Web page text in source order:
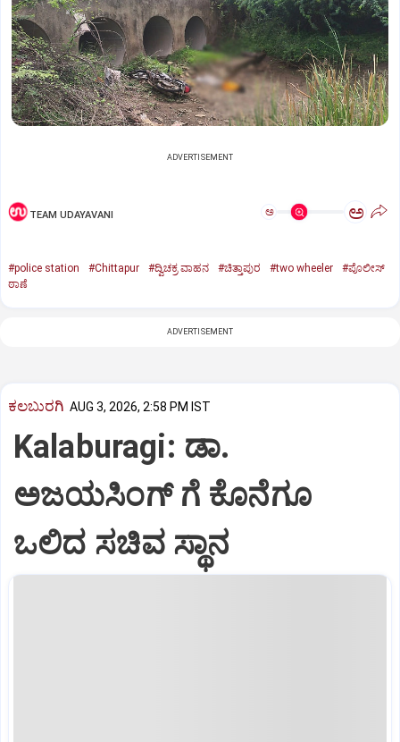
ADVERTISEMENT
TEAM UDAYAVANI ಅ ಅ
#police station #Chittapur #ದ್ವಿಚಕ್ರ ವಾಹನ #ಚಿತ್ತಾಪುರ #two wheeler
#ಪೊಲೀಸ್
ಠಾಣೆ
ADVERTISEMENT
ಕಲಬುರಗಿ AUG 3, 2026, 2:58 PM IST
Kalaburagi: ಡಾ.
ಅಜಯಸಿಂಗ್ ಗೆ ಕೊನೆಗೂ
ಒಲಿದ ಸಚಿವ ಸ್ಥಾನ